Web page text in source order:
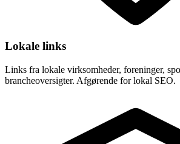
Lokale links
Links fra lokale virksomheder, foreninger,
brancheoversigter. Afgørende for lokal SEO.